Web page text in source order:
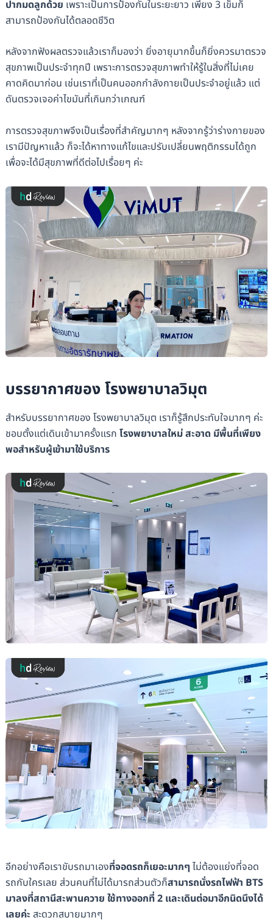
ปากมดลูกด้วย เพราะเป็นการป้องกันในระยะยาว เพียง 3 เข็มก็
สามารถป้องกันได้ตลอดชีวิต
หลังจากฟังผลตรวจแล้วเราก็มองว่า ยิ่งอายุมากขึ้นก็ยิ่งควรมาตรวจ
สุขภาพเป็นประจำทุกปี เพราะการตรวจสุขภาพทำให้รู้ในสิ่งที่ไม่เคย
คาดคิดมาก่อน เช่นเราที่เป็นคนออกกำลังกายเป็นประจำอยู่แล้ว แต่
ดันตรวจเจอค่าไขมันที่เกินกว่าเกณฑ์
การตรวจสุขภาพจึงเป็นเรื่องที่สำคัญมากๆ หลังจากรู้ว่าร่างกายของ
เรามีปัญหาแล้ว ก็จะได้หาทางแก้ไขและปรับเปลี่ยนพฤติกรรมได้ถูก
เพื่อจะได้มีสุขภาพที่ดีต่อไปเรื่อยๆ ค่ะ
บรรยากาศของ โรงพยาบาลวิมุต
สำหรับบรรยากาศของ โรงพยาบาลวิมุต เราก็รู้สึกประทับใจมากๆ ค่ะ
ชอบตั้งแต่เดินเข้ามาครั้งแรก โรงพยาบาลใหม่ สะอาด มีพื้นที่เพียง
พอสำหรับผู้เข้ามาใช้บริการ
อีกอย่างคือเราขับรถมาเองที่จอดรถก็เยอะมากๆ ไม่ต้องแย่งที่จอด
รถกับใครเลย ส่วนคนที่ไม่ได้มารถส่วนตัวก็สามารถนั่งรถไฟฟ้า BTS
มาลงที่สถานีสะพานควาย ใช้ทางออกที่ 2 และเดินต่อมาอีกนิดนึงได้
เลยค่ะ สะดวกสบายมากๆ